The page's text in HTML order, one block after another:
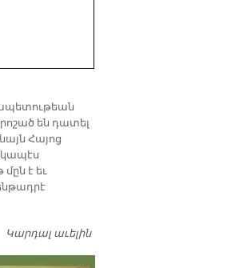
են դատել
Հայոց
է եւ
Կարդալ աւելինԴատել…